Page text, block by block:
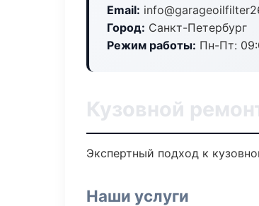
Email:
Город: Санкт-Петербург
Режим работы: Пн-Пт:
Кузовной
Экспертный подход к
Наши услуги